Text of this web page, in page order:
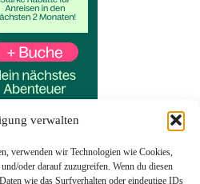
verwalten
verwenden wir Technologien wie Cookies,
oder darauf zuzugreifen. Wenn du diesen
wie das Surfverhalten oder eindeutige IDs